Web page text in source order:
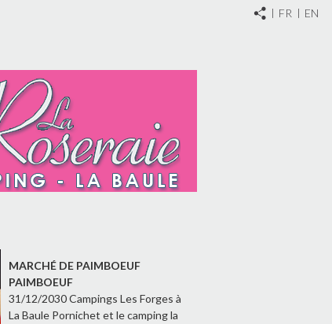
FR EN
MARCHÉ DE PAIMBOEUF
PAIMBOEUF
31/12/2030 Campings Les Forges à
La Baule Pornichet et le camping la